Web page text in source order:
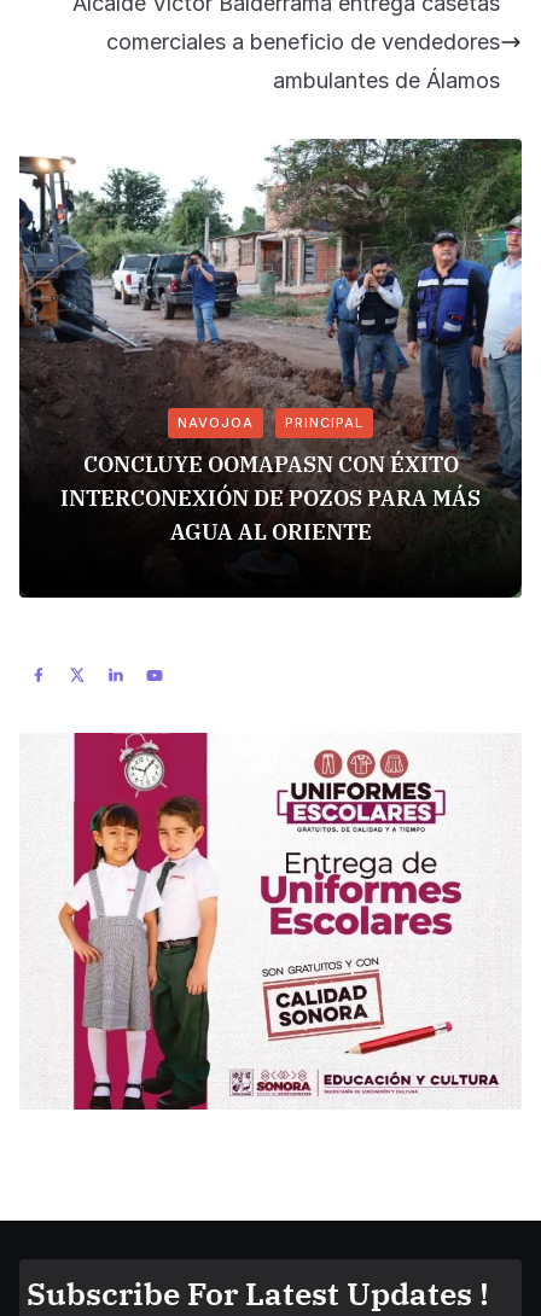
comerciales a beneficio de vendedores
ambulantes de Álamos
NAVOJOA PRINCIPAL
CONCLUYE OOMAPASN CON ÉXITO
INTERCONEXIÓN DE POZOS PARA MÁS
AGUA AL ORIENTE
Subscribe For Latest Updates !